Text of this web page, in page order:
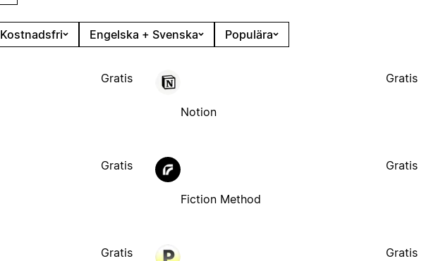
Kostnadsfri Engelska + Svenska Populära
Gratis
Notion
Gratis
Gratis
Fiction Method
Gratis
Gratis Gratis